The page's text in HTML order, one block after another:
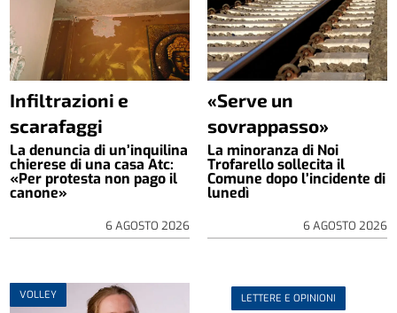
Infiltrazioni e
scarafaggi
La denuncia di un’inquilina
chierese di una casa Atc:
«Per protesta non pago il
canone»
6 AGOSTO 2026
«Serve un
sovrappasso»
La minoranza di Noi
Trofarello sollecita il
Comune dopo l’incidente di
lunedì
6 AGOSTO 2026
VOLLEY LETTERE E OPINIONI